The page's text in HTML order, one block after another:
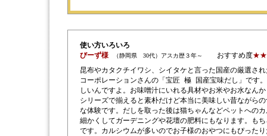
使い方いろいろ
びーず様
（静岡県 30代）アスカ歴３年～ おすすめ度
昆布やカタクチイワシ、シイタケと言った国産の厳選さ
コーポレーションさんの「宝匠 極 国産宝味だし」です
しいんですよ。お味噌汁にいれる具材やお米やお水なん
シリーズで揃えると素朴だけど本当に美味しい昔ながら
な体験です。だしを取った後は猫ちゃんなどペットへの
細かくしてガーデニングや花壇の肥料にもなります。も
です。カルシウムが多いのでお子様のおやつにもぴった